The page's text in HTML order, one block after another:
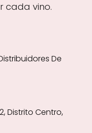
cada vino.
De
Distrito Centro,